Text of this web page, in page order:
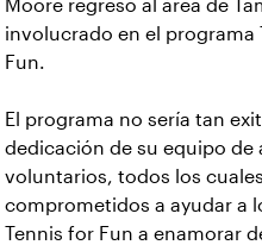
Moore regresó al área de
involucrado en el programa
Fun.
El programa no sería tan
dedicación de su equipo de
voluntarios, todos los
comprometidos a ayudar a
Tennis for Fun a enamorar